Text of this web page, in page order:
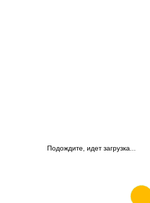
Подождите, идет загрузка...